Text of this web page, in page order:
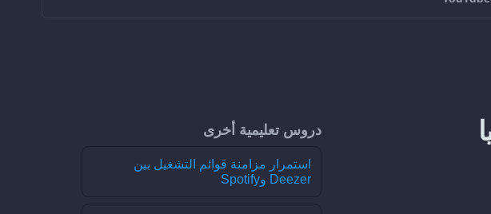
دروس تعليمية أخرى
استمرار مزامنة قوائم التشغيل بين
Deezer وSpotify